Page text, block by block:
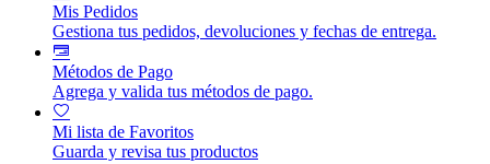
Mis Pedidos
Gestiona tus pedidos, devoluciones y fechas de entrega.
Métodos de Pago
Agrega y valida tus métodos de pago.
Mi lista de Favoritos
Guarda y revisa tus productos